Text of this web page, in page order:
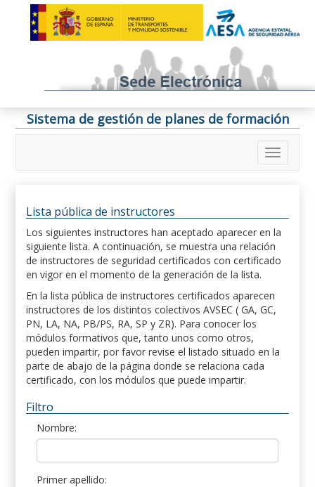
Sistema de gestión de planes de formación
Lista pública de instructores
Los siguientes instructores han aceptado aparecer en la
siguiente lista. A continuación, se muestra una relación
de instructores de seguridad certificados con certificado
en vigor en el momento de la generación de la lista.
En la lista pública de instructores certificados aparecen
instructores de los distintos colectivos AVSEC ( GA, GC,
PN, LA, NA, PB/PS, RA, SP y ZR). Para conocer los
módulos formativos que, tanto unos como otros,
pueden impartir, por favor revise el listado situado en la
parte de abajo de la página donde se relaciona cada
certificado, con los módulos que puede impartir.
Filtro
Nombre:
Primer apellido: